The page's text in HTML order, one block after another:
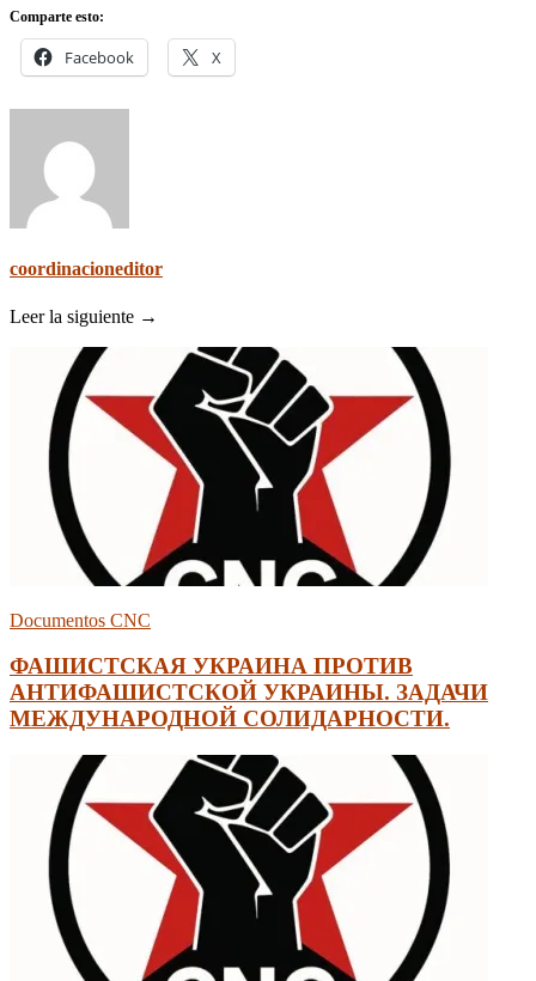
Comparte esto:
Facebook X
coordinacioneditor
Leer la siguiente →
Documentos CNC
ФАШИСТСКАЯ УКРАИНА ПРОТИВ
АНТИФАШИСТСКОЙ УКРАИНЫ. ЗАДАЧИ
МЕЖДУНАРОДНОЙ СОЛИДАРНОСТИ.